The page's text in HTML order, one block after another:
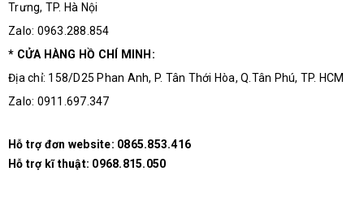
Trưng, TP. Hà Nội
Zalo: 0963.288.854
* CỬA HÀNG HỒ CHÍ MINH:
Địa chỉ: 158/D25 Phan Anh, P. Tân Thới Hòa, Q.Tân Phú, TP. HCM
Zalo: 0911.697.347
Hỗ trợ đơn website: 0865.853.416
Hỗ trợ kĩ thuật: 0968.815.050